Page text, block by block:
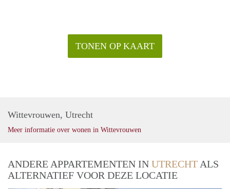
TONEN OP KAART
Wittevrouwen, Utrecht
Meer informatie over wonen in Wittevrouwen
ANDERE APPARTEMENTEN IN UTRECHT ALS
ALTERNATIEF VOOR DEZE LOCATIE